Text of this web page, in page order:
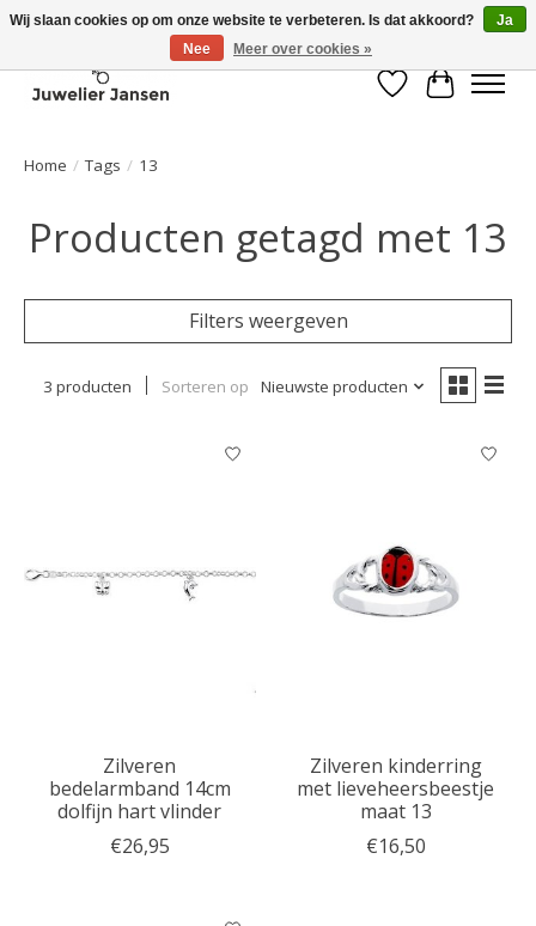
Verlanglijst
Home / Tags / 13
Producten getagd met 13
Filters weergeven
3 producten Sorteren op Nieuwste producten
Zilveren
bedelarmband 14cm
dolfijn hart vlinder
€26,95
Zilveren kinderring
met lieveheersbeestje
maat 13
€16,50
Wij slaan cookies op om onze website te verbeteren. Is dat akkoord?
Ja
Nee
Meer over cookies »